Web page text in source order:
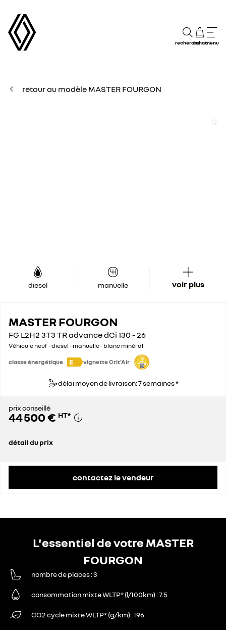
rechercheachatmenu
retour au modèle MASTER FOURGON
diesel manuelle voir plus
MASTER FOURGON
FG L2H2 3T3 TR advance dCi 130 - 26
Véhicule neuf - diesel - manuelle - blanc minéral
classe énergétique E vignette Crit'Air
délai moyen de livraison: 7 semaines *
prix conseillé
44 500 € HT*
détail du prix
contactez le vendeur
L'essentiel de votre MASTER
FOURGON
nombre de places 3
consommation mixte WLTP* (l/100km) 7.5
CO2 cycle mixte WLTP* (g/km) 196